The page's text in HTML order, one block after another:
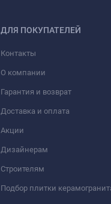
ДЛЯ ПОКУПАТЕЛЕЙ
Контакты
О компании
Гарантия и возврат
Доставка и оплата
Акции
Дизайнерам
Строителям
Подбор плитки